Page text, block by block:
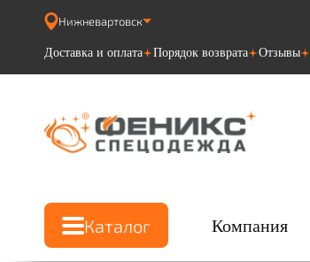
Нижневартовск
Доставка и оплата Порядок возврата Отзывы
Каталог Компания